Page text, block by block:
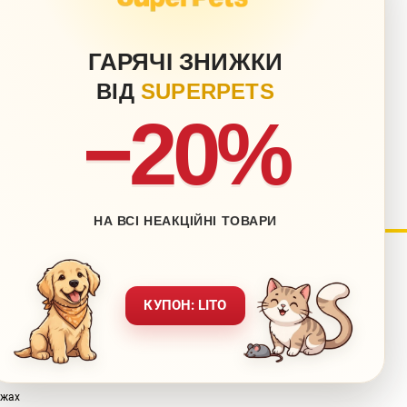
ГАРЯЧІ ЗНИЖКИ
ВІД SUPERPETS
−20%
НА ВСІ НЕАКЦІЙНІ ТОВАРИ
КУПОН: LITO
Контакти
Звернення до директора